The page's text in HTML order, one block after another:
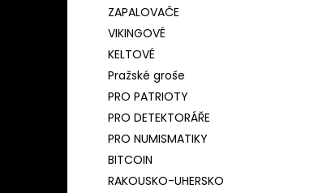
ZAPALOVAČE
VIKINGOVÉ
KELTOVÉ
Pražské groše
PRO PATRIOTY
PRO DETEKTORÁŘE
PRO NUMISMATIKY
BITCOIN
RAKOUSKO-UHERSKO